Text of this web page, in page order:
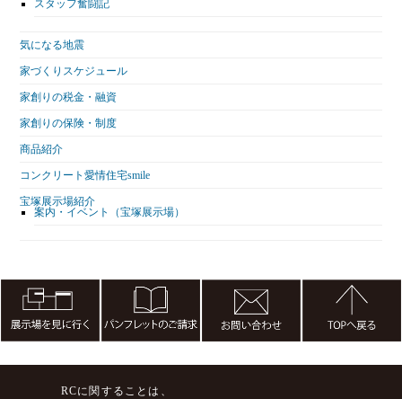
スタッフ奮闘記
気になる地震
家づくりスケジュール
家創りの税金・融資
家創りの保険・制度
商品紹介
コンクリート愛情住宅smile
宝塚展示場紹介
案内・イベント（宝塚展示場）
RCに関することは、